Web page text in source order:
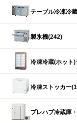
テーブル冷凍冷
製氷機(242)
冷凍冷蔵(ホット
冷凍ストッカー
プレハブ冷蔵庫